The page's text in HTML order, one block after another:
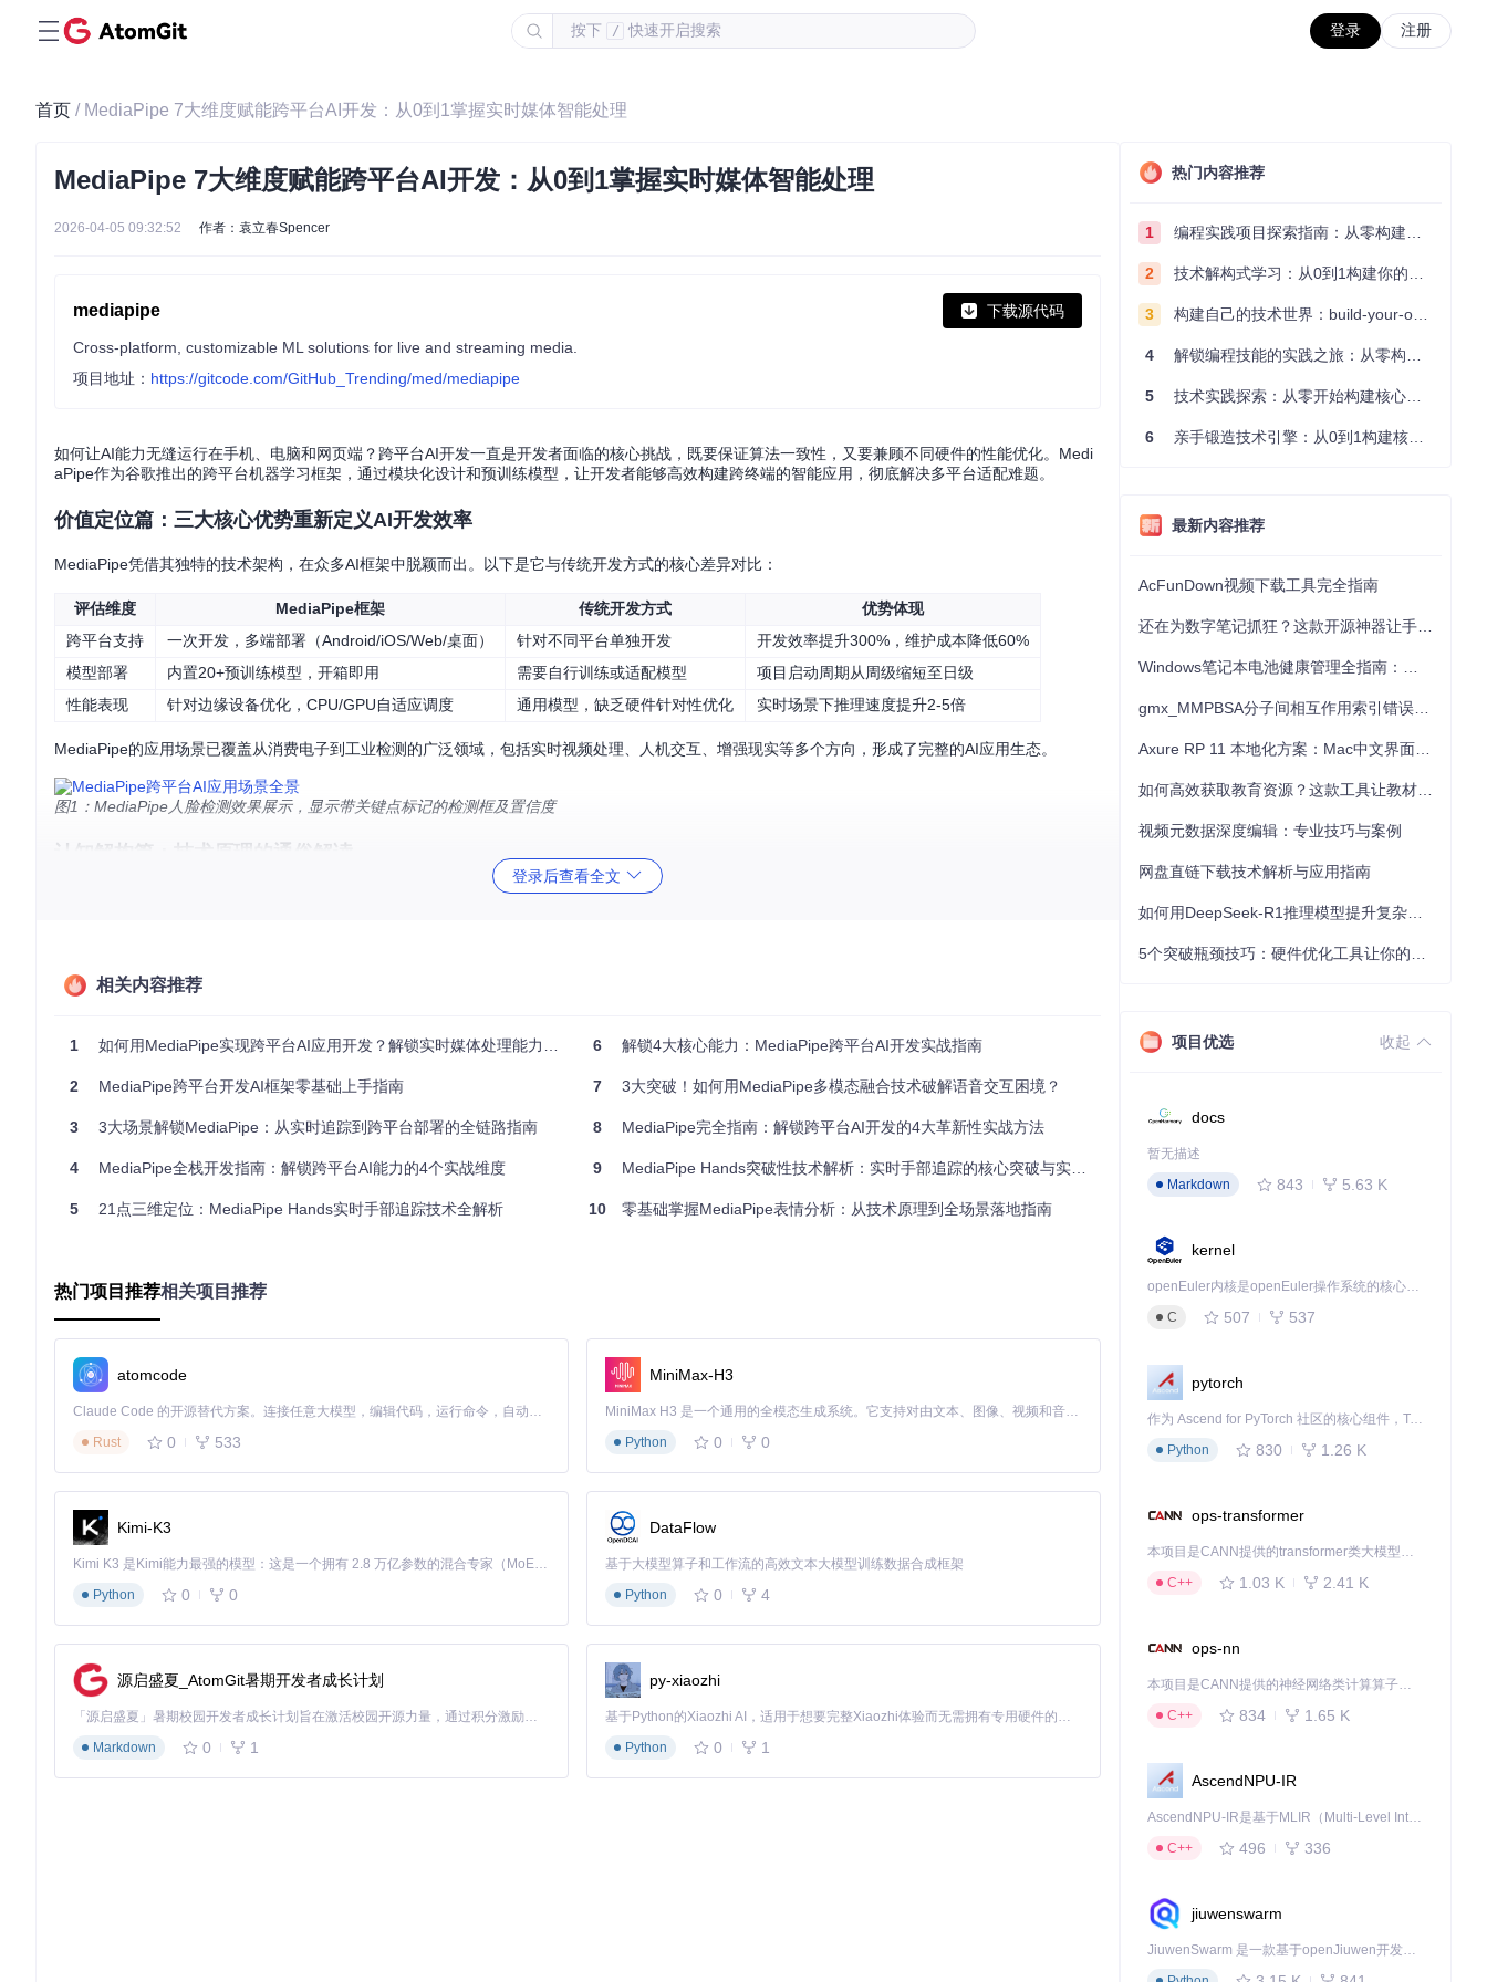
按下 / 快速开启搜索 登录 注册
首页 / MediaPipe 7大维度赋能跨平台AI开发：从0到1掌握实时媒体智能处理
MediaPipe 7大维度赋能跨平台AI开发：从0到1掌握实时媒体智能处理
2026-04-05 09:32:52 作者：袁立春Spencer
mediapipe 下载源代码
Cross-platform, customizable ML solutions for live and streaming media.
项目地址： https://gitcode.com/GitHub_Trending/med/mediapipe
如何让AI能力无缝运行在手机、电脑和网页端？跨平台AI开发一直是开发者面临的核心挑战，既要保证算法一致性，又要兼顾不同硬件的性能优化。Medi
aPipe作为谷歌推出的跨平台机器学习框架，通过模块化设计和预训练模型，让开发者能够高效构建跨终端的智能应用，彻底解决多平台适配难题。
价值定位篇：三大核心优势重新定义AI开发效率
MediaPipe凭借其独特的技术架构，在众多AI框架中脱颖而出。以下是它与传统开发方式的核心差异对比：
评估维度 MediaPipe框架 传统开发方式
优势体现
跨平台支持
一次开发，多端部署（Android/iOS/Web/桌面） 针对不同平台单独开发
开发效率提升300%，维护成本降低60%
模型部署
内置20+预训练模型，开箱即用 需要自行训练或适配模型
项目启动周期从周级缩短至日级
性能表现
针对边缘设备优化，CPU/GPU自适应调度 通用模型，缺乏硬件针对性优化 实时场景下推理速度提升2-5倍
MediaPipe的应用场景已覆盖从消费电子到工业检测的广泛领域，包括实时视频处理、人机交互、增强现实等多个方向，形成了完整的AI应用生态。
图1：MediaPipe人脸检测效果展示，显示带关键点标记的检测框及置信度
![MediaPipe计算图架构示意图]
计算图（Graph）
Calculator类似具体的烹饪工具，如切菜刀、炒锅等，各有专用功能
预训练模型好比预制调味料，直接使用即可获得专业风味
这种模块化设计使开发者能够像搭积木一样组合功能，无需重复开发基础组件，大幅降低了复杂AI应用的构建门槛。
实践跃迁篇：六步螺旋式学习路径
目标：搭建完整的MediaPipe开发环境
操作：
git clone
：成功安装Bazel、Python依赖和Protobuf编译器，无报错信息
框架认知阶段
目标：理解MediaPipe项目结构和核心组件
操作
# 查看项目主要目录结构
ls
验证：能够识别calculators（计算单元）、graphs（流程图）和examples（示例代码）目录
基础构建阶段
登录后查看全文
相关内容推荐
1 如何用MediaPipe实现跨平台AI应用开发？解锁实时媒体处理能力的实战指南
2 MediaPipe跨平台开发AI框架零基础上手指南
3 3大场景解锁MediaPipe：从实时追踪到跨平台部署的全链路指南
4 MediaPipe全栈开发指南：解锁跨平台AI能力的4个实战维度
5 21点三维定位：MediaPipe Hands实时手部追踪技术全解析
6 解锁4大核心能力：MediaPipe跨平台AI开发实战指南
7 3大突破！如何用MediaPipe多模态融合技术破解语音交互困境？
8 MediaPipe完全指南：解锁跨平台AI开发的4大革新性实战方法
9 MediaPipe Hands突破性技术解析：实时手部追踪的核心突破与实战应用
10 零基础掌握MediaPipe表情分析：从技术原理到全场景落地指南
热门项目推荐相关项目推荐
atomcode
Claude Code 的开源替代方案。连接任意大模型，编辑代码，运行命令，自动验证 — 全自动执行。用 Rust 构建，极致性能。 ｜ An open-source alternative to Claude Code. Connect any LLM, edit code, run commands, and verify changes — autonomously. Built in Rust for speed. Get Started
Rust
0 533
MiniMax-H3
MiniMax H3 是一个通用的全模态生成系统。它支持对由文本、图像、视频和音频组成的多模态上下文进行统一理解，并能生成分辨率高达 2K、时长可达 15 秒的带原生立体声音频的视频。得益于面向任务泛化的系统设计，H3 在预训练阶段就已具备广泛的多模态上下文理解与生成能力，能够出色地执行复杂的多模态指令。
Python
0 0
Kimi-K3
Kimi K3 是Kimi能力最强的模型：这是一个拥有 2.8 万亿参数的混合专家（MoE）模型，具备原生视觉理解能力，并支持 100 万 token 的上下文窗口。
Python
0 0
DataFlow
基于大模型算子和工作流的高效文本大模型训练数据合成框架
Python
0 4
源启盛夏_AtomGit暑期开发者成长计划
「源启盛夏」暑期校园开发者成长计划旨在激活校园开源力量，通过积分激励、认证扶持、资源倾斜等形式，引导高校组织和开发者完成「入驻 — 建项目 — 做贡献 — 获认证 — 得资源」的完整闭环。无论你是想带领社团入驻平台的组织者，还是希望用代码贡献证明自己的开发者，都能在这里找到属于你的成长路径。
Markdown
0 1
py-xiaozhi
基于Python的Xiaozhi AI，适用于想要完整Xiaozhi体验而无需拥有专用硬件的用户。
Python
0 1
热门内容推荐
1 编程实践项目探索指南：从零构建技术能力体系
2 技术解构式学习：从0到1构建你的编程知识体系
3 构建自己的技术世界：build-your-own-x项目的实践探索指南
4 解锁编程技能的实践之旅：从零构建你的技术世界
5 技术实践探索：从零开始构建核心系统的实践指南
6 亲手锻造技术引擎：从0到1构建核心系统的实践指南
最新内容推荐
AcFunDown视频下载工具完全指南
视频元数据深度编辑：专业技巧与案例
网盘直链下载技术解析与应用指南
项目优选 收起
docs
暂无描述
Markdown
843 5.63 K
kernel
openEuler内核是openEuler操作系统的核心，既是系统性能与稳定性的基石，也是连接处理器、设备与服务的桥梁。
C
507 537
pytorch
作为 Ascend for PyTorch 社区的核心组件，TorchNPU 是昇腾专为 PyTorch 打造的深度学习适配插件，使 PyTorch 框架能够直接调用昇腾 NPU，为开发者提供昇腾 AI 处理器的超强算力。
Python
830 1.26 K
ops-transformer
本项目是CANN提供的transformer类大模型算子库，实现网络在NPU上加速计算。
C++
1.03 K 2.41 K
ops-nn
本项目是CANN提供的神经网络类计算算子库，实现网络在NPU上加速计算。
C++
834 1.65 K
AscendNPU-IR
AscendNPU-IR是基于MLIR（Multi-Level Intermediate Representation）构建的，面向昇腾亲和算子编译时使用的中间表示，提供昇腾完备表达能力，通过编译优化提升昇腾AI处理器计算效率，支持通过生态框架使能昇腾AI处理器与深度调优
C++
496 336
jiuwenswarm
JiuwenSwarm 是一款基于openJiuwen开发的智能AI Agent，它能够将大语言模型的强大能力，通过你日常使用的各类通讯应用，直接延伸至你的指尖。